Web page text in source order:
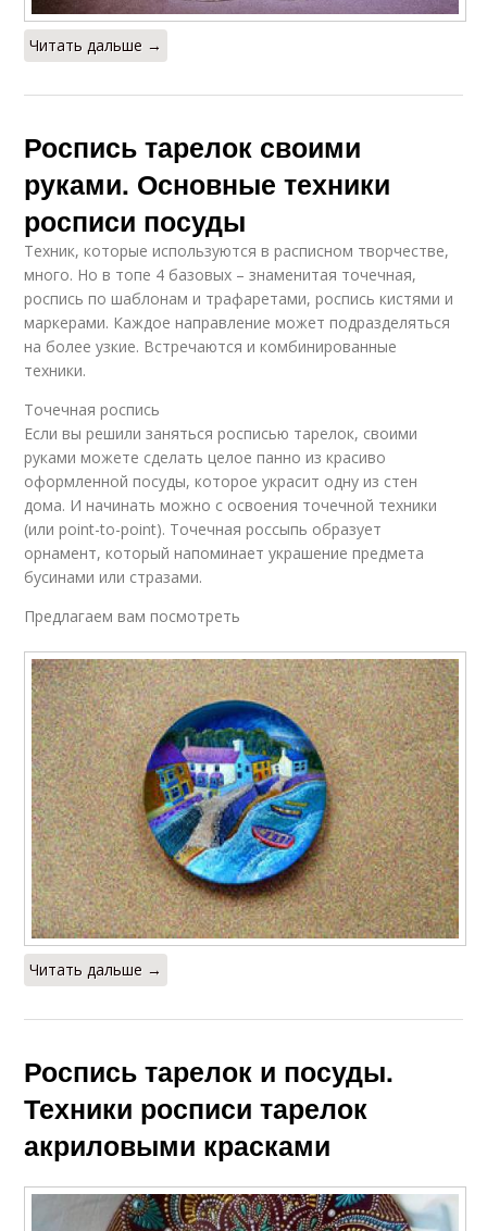
Читать дальше →
Роспись тарелок своими
руками. Основные техники
росписи посуды
Техник, которые используются в расписном творчестве,
много. Но в топе 4 базовых – знаменитая точечная,
роспись по шаблонам и трафаретами, роспись кистями и
маркерами. Каждое направление может подразделяться
на более узкие. Встречаются и комбинированные
техники.
Точечная роспись
Если вы решили заняться росписью тарелок, своими
руками можете сделать целое панно из красиво
оформленной посуды, которое украсит одну из стен
дома. И начинать можно с освоения точечной техники
(или point-to-point). Точечная россыпь образует
орнамент, который напоминает украшение предмета
бусинами или стразами.
Предлагаем вам посмотреть
Читать дальше →
Роспись тарелок и посуды.
Техники росписи тарелок
акриловыми красками